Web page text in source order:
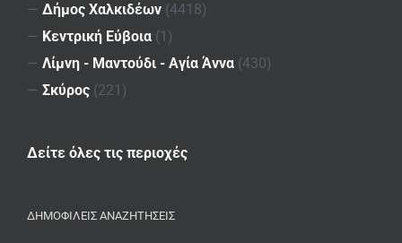
— Δήμος Χαλκιδέων (4418)
— Κεντρική Εύβοια (1)
— Λίμνη - Μαντούδι - Αγία Άννα (430)
— Σκύρος (221)
Δείτε όλες τις περιοχές
ΔΗΜΟΦΙΛΕΙΣ ΑΝΑΖΗΤΗΣΕΙΣ